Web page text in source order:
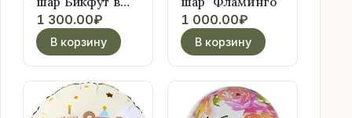
ассортименте
1 300.00₽
В корзину
1 000.00₽
В корзину